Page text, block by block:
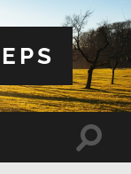
Slå